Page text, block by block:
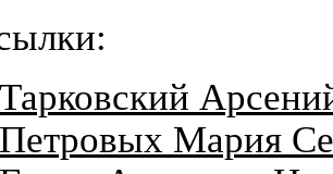
Тарковский
Петровых Мария